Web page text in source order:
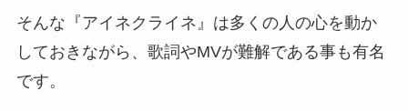
そんな『アイネクライネ』は多くの人の心を動か
しておきながら、歌詞やMVが難解である事も有名
です。